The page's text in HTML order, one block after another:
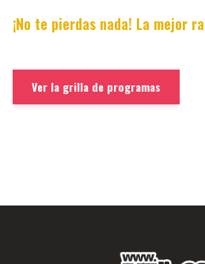
¡No te pierdas nada! La mejor
Ver la grilla de programas